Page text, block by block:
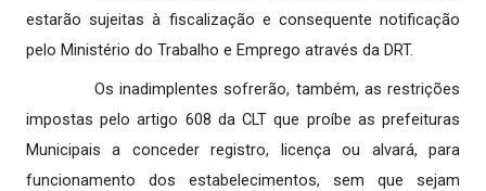
estarão sujeitas à fiscalização e consequente notificação
pelo Ministério do Trabalho e Emprego através da DRT.
Os inadimplentes sofrerão, também, as restrições
impostas pelo artigo 608 da CLT que proíbe as prefeituras
Municipais a conceder registro, licença ou alvará, para
funcionamento dos estabelecimentos, sem que sejam